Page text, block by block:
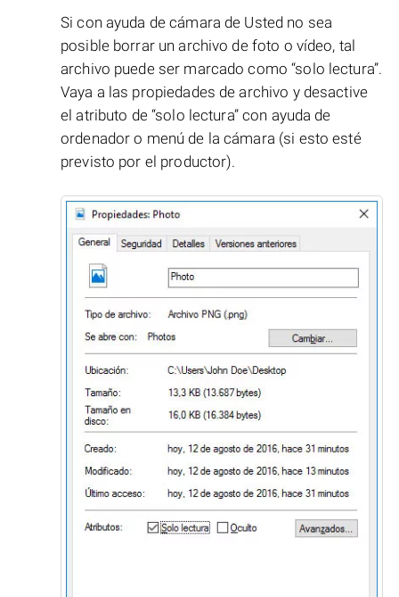
Si con ayuda de cámara de Usted no sea
posible borrar un archivo de foto o vídeo, tal
archivo puede ser marcado como “solo lectura”.
Vaya a las propiedades de archivo y desactive
el atributo de “solo lectura” con ayuda de
ordenador o menú de la cámara (si esto esté
previsto por el productor).